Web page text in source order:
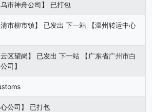
乌市神舟公司】 已打包
清市柳市镇】 已发出 下一站 【温州转运中心
云区望岗】 已发出 下一站 【广东省广州市白
司】
公司】 已打包